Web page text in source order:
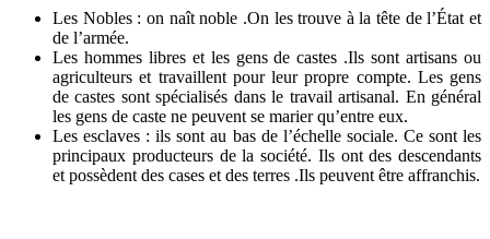
Les Nobles : on naît noble .On les trouve à la tête de l’État et
de l’armée.
Les hommes libres et les gens de castes .Ils sont artisans ou
agriculteurs et travaillent pour leur propre compte. Les gens
de castes sont spécialisés dans le travail artisanal. En général
les gens de caste ne peuvent se marier qu’entre eux.
Les esclaves : ils sont au bas de l’échelle sociale. Ce sont les
principaux producteurs de la société. Ils ont des descendants
et possèdent des cases et des terres .Ils peuvent être affranchis.